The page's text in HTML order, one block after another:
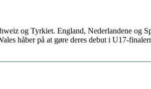
og Tyrkiet. England, Nederlandene og
håber på at gøre deres debut i U17-